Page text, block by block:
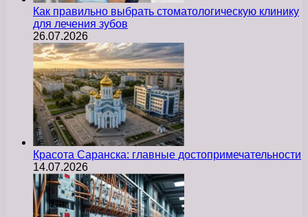
Как правильно выбрать стоматологическую клинику
для лечения зубов
26.07.2026
Красота Саранска: главные достопримечательности
14.07.2026